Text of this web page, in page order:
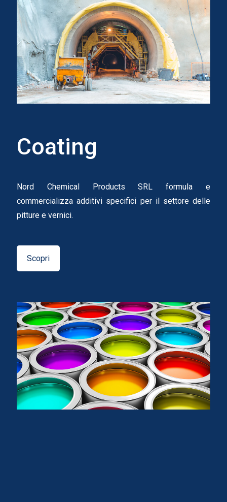
Coating
Nord Chemical Products SRL formula e
commercializza additivi specifici per il settore delle
pitture e vernici.
Scopri